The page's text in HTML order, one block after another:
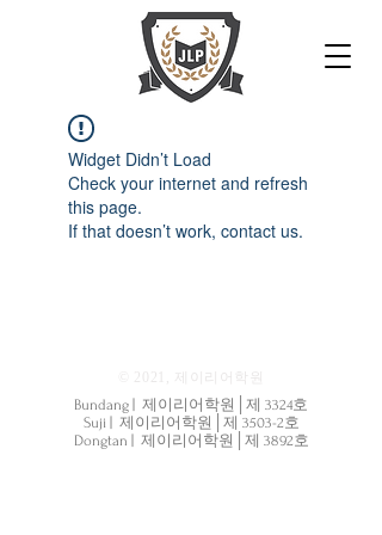
Widget Didn’t Load
Check your internet and refresh
this page.
If that doesn’t work, contact us.
© 2021, 제이리어학원
Bundang | 제이리어학원│제 3324호
Suji | 제이리어학원│제 3503-2호
Dongtan | 제이리어학원│제 3892호